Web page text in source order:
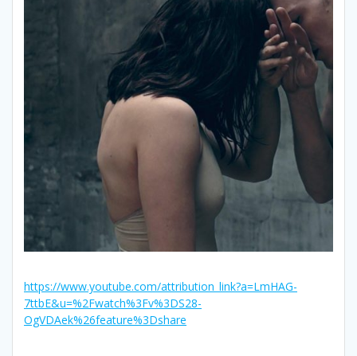
https://www.youtube.com/attribution_link?a=LmHAG-
7ttbE&u=%2Fwatch%3Fv%3DS28-
OgVDAek%26feature%3Dshare